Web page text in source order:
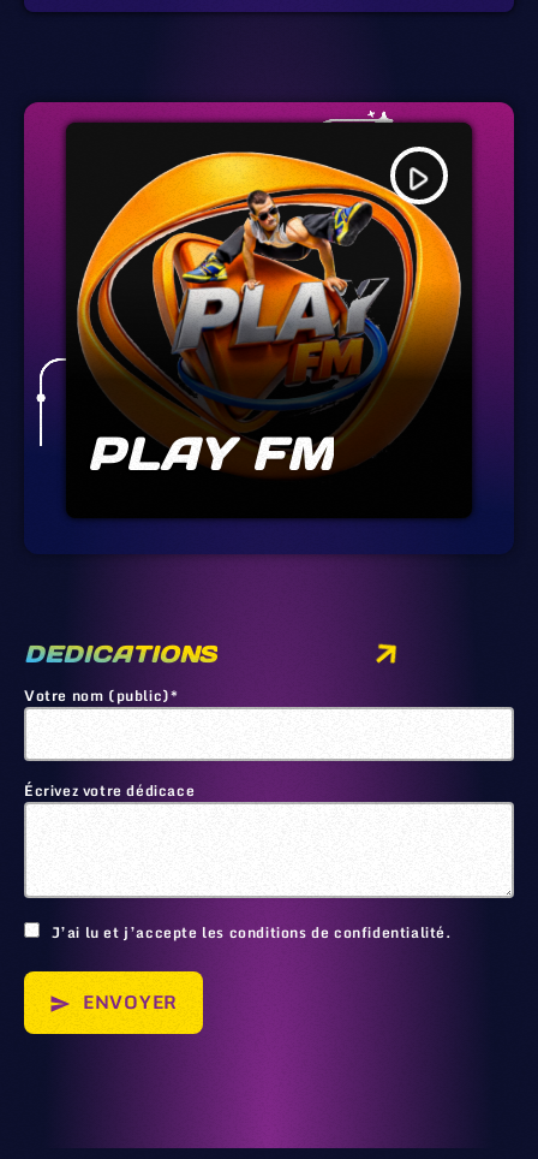
play_arrow
PLAY FM
DEDICATIONS
Votre nom (public)*
Écrivez votre dédicace
J’ai lu et j’accepte les conditions de confidentialité.
send ENVOYER